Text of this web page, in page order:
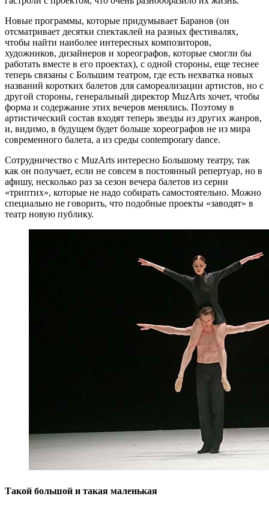
Новые программы, которые придумывает Баранов (он
отсматривает десятки спектаклей на разных фестивалях,
чтобы найти наиболее интересных композиторов,
художников, дизайнеров и хореографов, которые смогли бы
работать вместе в его проектах), с одной стороны, еще теснее
теперь связаны с Большим театром, где есть нехватка новых
названий коротких балетов для самореализации артистов, но с
другой стороны, генеральный директор MuzArts хочет, чтобы
форма и содержание этих вечеров менялись. Поэтому в
артистический состав входят теперь звезды из других жанров,
и, видимо, в будущем будет больше хореографов не из мира
современного балета, а из среды contemporary dance.
Сотрудничество с MuzArts интересно Большому театру, так
как он получает, если не совсем в постоянный репертуар, но в
афишу, несколько раз за сезон вечера балетов из серии
«триптих», которые не надо собирать самостоятельно. Можно
специально не говорить, что подобные проекты «заводят» в
театр новую публику.
Такой большой и такая маленькая